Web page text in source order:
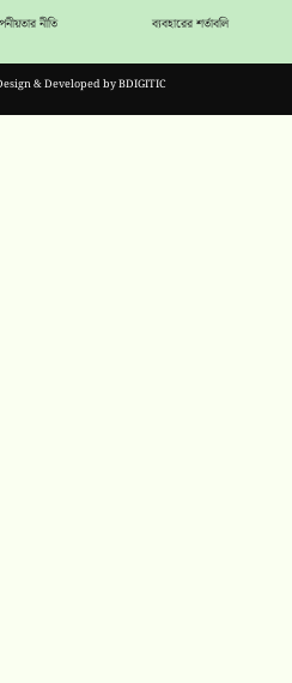
নীতি ব্যবহারের শর্তাবলি
Design & Developed byBDIGITIC